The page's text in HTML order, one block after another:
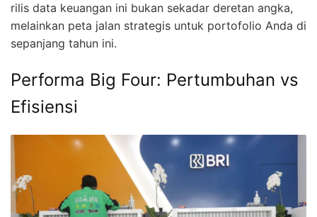
rilis data keuangan ini bukan sekadar deretan angka,
melainkan peta jalan strategis untuk portofolio Anda di
sepanjang tahun ini.
Performa Big Four: Pertumbuhan vs
Efisiensi